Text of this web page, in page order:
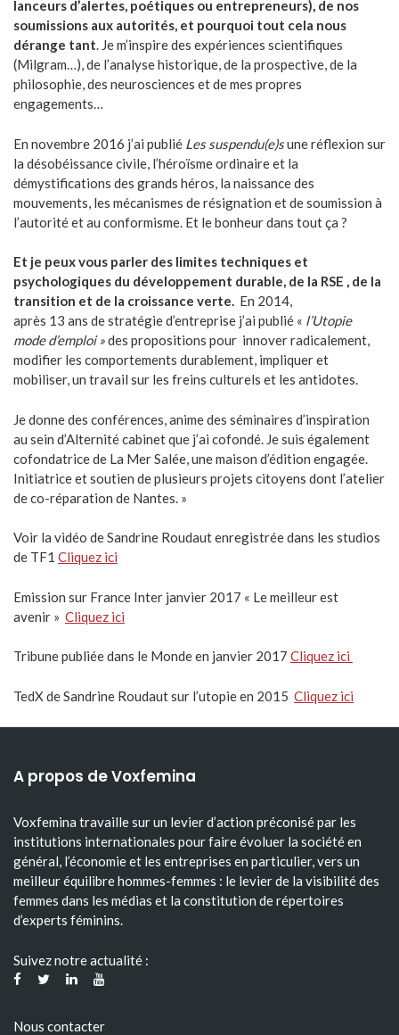
lanceurs d’alertes, poétiques ou entrepreneurs), de nos
soumissions aux autorités, et pourquoi tout cela nous
dérange tant. Je m’inspire des expériences scientifiques
(Milgram…), de l’analyse historique, de la prospective, de la
philosophie, des neurosciences et de mes propres
engagements…
En novembre 2016 j’ai publié Les suspendu(e)sune réflexion sur
la désobéissance civile, l’héroïsme ordinaire et la
démystifications des grands héros, la naissance des
mouvements, les mécanismes de résignation et de soumission à
l’autorité et au conformisme. Et le bonheur dans tout ça ?
Et je peux vous parler des limites techniques et
psychologiques du développement durable, de la RSE , de la
transition et de la croissance verte. En 2014,
après 13 ans de stratégie d’entreprise j’ai publié « l’Utopie
mode d’emploi »des propositions pour innover radicalement,
modifier les comportements durablement, impliquer et
mobiliser, un travail sur les freins culturels et les antidotes.
Je donne des conférences, anime des séminaires d’inspiration
au sein d’Alternité cabinet que j’ai cofondé. Je suis également
cofondatrice de La Mer Salée, une maison d’édition engagée.
Initiatrice et soutien de plusieurs projets citoyens dont l’atelier
de co-réparation de Nantes. »
Voir la vidéo de Sandrine Roudaut enregistrée dans les studios
de TF1 Cliquez ici
Emission sur France Inter janvier 2017 « Le meilleur est
avenir » Cliquez ici
Tribune publiée dans le Monde en janvier 2017 Cliquez ici
TedX de Sandrine Roudaut sur l’utopie en 2015 Cliquez ici
A propos de Voxfemina
Voxfemina travaille sur un levier d’action préconisé par les
institutions internationales pour faire évoluer la société en
général, l’économie et les entreprises en particulier, vers un
meilleur équilibre hommes-femmes : le levier de la visibilité des
femmes dans les médias et la constitution de répertoires
d’experts féminins.
Suivez notre actualité :
Nous contacter